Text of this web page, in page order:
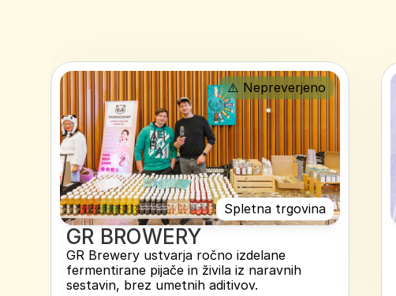
Spletna trgovina
⚠️ Nepreverjeno
GR BROWERY
GR Brewery ustvarja ročno izdelane
fermentirane pijače in živila iz naravnih
sestavin, brez umetnih aditivov.